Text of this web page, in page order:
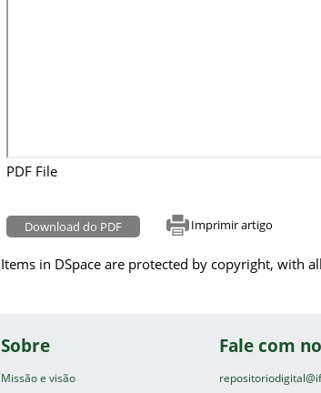
PDF File
Download do PDF Imprimir artigo
Items in DSpace are protected by copyright, with
Sobre
Missão e visão
Fale com